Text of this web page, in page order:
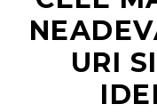
URI